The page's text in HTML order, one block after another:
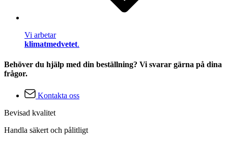
Vi arbetar
klimatmedvetet.
Behöver du hjälp med din beställning? Vi svarar gärna på dina
frågor.
Kontakta oss
Bevisad kvalitet
Handla säkert och pålitligt